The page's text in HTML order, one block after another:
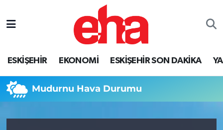
ESKİŞEHİR EKONOMİ ESKİŞEHİR SON DAKİKA
Mudurnu Hava Durumu